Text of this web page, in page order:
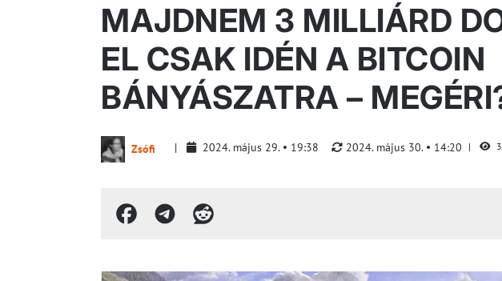
MAJDNEM 3 MILLIÁRD
EL CSAK IDÉN A BITCOIN
BÁNYÁSZATRA –
Zsófi 2024. május 29. 19:38 2024. május 30. 14:20